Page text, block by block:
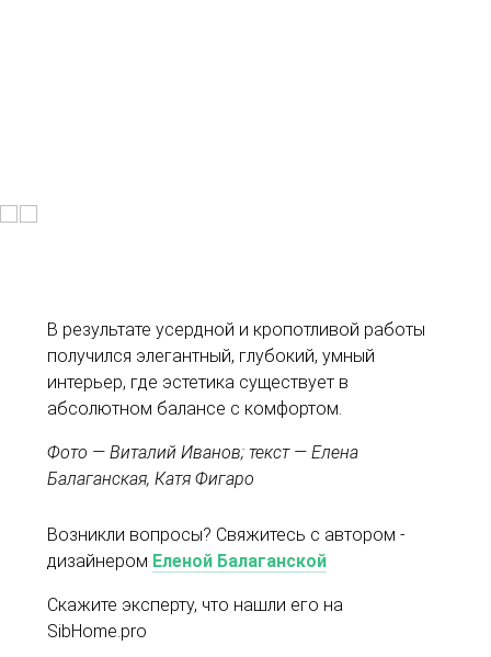
В результате усердной и кропотливой работы
получился элегантный, глубокий, умный
интерьер, где эстетика существует в
абсолютном балансе с комфортом.
Фото — Виталий Иванов; текст — Елена
Балаганская, Катя Фигаро
Возникли вопросы? Свяжитесь с автором -
дизайнером Еленой Балаганской
Скажите эксперту, что нашли его на
SibHome.pro